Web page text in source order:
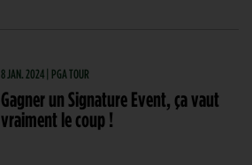
8 JAN. 2024 | PGA TOUR
Gagner un Signature Event, ça vaut
vraiment le coup !